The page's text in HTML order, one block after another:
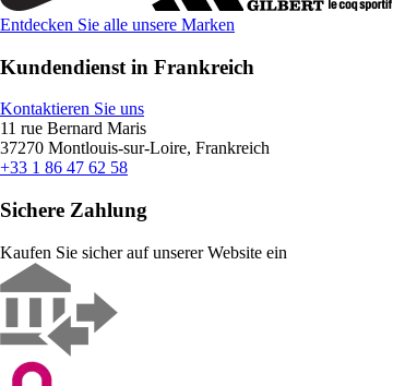
Entdecken Sie alle unsere Marken
Kundendienst in Frankreich
Kontaktieren Sie uns
11 rue Bernard Maris
37270 Montlouis-sur-Loire, Frankreich
+33 1 86 47 62 58
Sichere Zahlung
Kaufen Sie sicher auf unserer Website ein